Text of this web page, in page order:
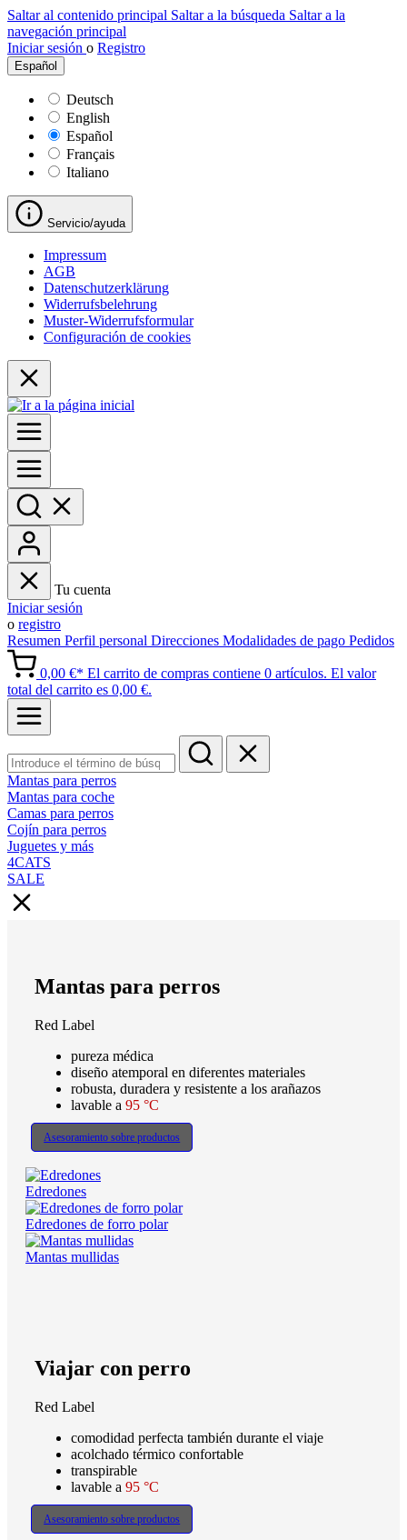
Saltar al contenido principal Saltar a la búsqueda Saltar a la
navegación principal
Iniciar sesión o Registro
Español
Deutsch
English
Español
Français
Italiano
Servicio/ayuda
Impressum
AGB
Datenschutzerklärung
Widerrufsbelehrung
Muster-Widerrufsformular
Configuración de cookies
Tu cuenta
Iniciar sesión
o registro
Resumen Perfil personal Direcciones Modalidades de pago Pedidos
0,00 €* El carrito de compras contiene 0 artículos. El valor
total del carrito es 0,00 €.
Mantas para perros
Mantas para coche
Camas para perros
Cojín para perros
Juguetes y más
4CATS
SALE
Mantas para perros
Red Label
pureza médica
diseño atemporal en diferentes materiales
robusta, duradera y resistente a los arañazos
lavable a 95 °C
Asesoramiento sobre productos
Edredones
Edredones de forro polar
Mantas mullidas
Viajar con perro
Red Label
comodidad perfecta también durante el viaje
acolchado térmico confortable
transpirable
lavable a 95 °C
Asesoramiento sobre productos